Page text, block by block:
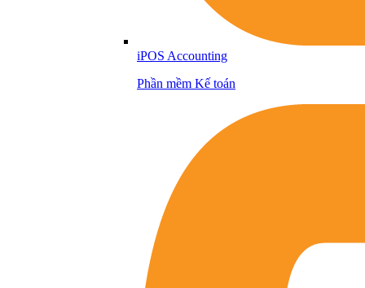
iPOS Accounting
Phần mềm Kế toán